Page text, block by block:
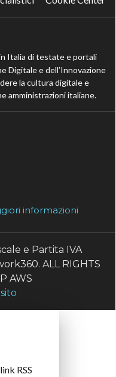
Italia di testate e portali
Digitale e dell’Innovazione
la cultura digitale e
amministrazioni italiane.
informazioni
e Partita IVA
ALL RIGHTS
AWS
RSS